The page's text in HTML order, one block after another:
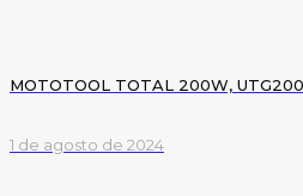
MOTOTOOL TOTAL 200W,
1 de agosto de 2024